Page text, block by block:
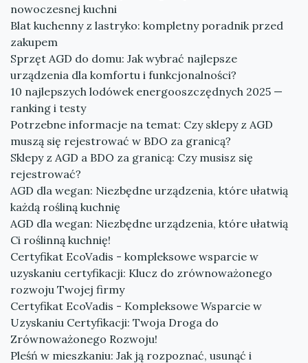
nowoczesnej kuchni
Blat kuchenny z lastryko: kompletny poradnik przed
zakupem
Sprzęt AGD do domu: Jak wybrać najlepsze
urządzenia dla komfortu i funkcjonalności?
10 najlepszych lodówek energooszczędnych 2025 —
ranking i testy
Potrzebne informacje na temat: Czy sklepy z AGD
muszą się rejestrować w BDO za granicą?
Sklepy z AGD a BDO za granicą: Czy musisz się
rejestrować?
AGD dla wegan: Niezbędne urządzenia, które ułatwią
każdą rośliną kuchnię
AGD dla wegan: Niezbędne urządzenia, które ułatwią
Ci roślinną kuchnię!
Certyfikat EcoVadis - kompleksowe wsparcie w
uzyskaniu certyfikacji: Klucz do zrównoważonego
rozwoju Twojej firmy
Certyfikat EcoVadis - Kompleksowe Wsparcie w
Uzyskaniu Certyfikacji: Twoja Droga do
Zrównoważonego Rozwoju!
Pleśń w mieszkaniu: Jak ją rozpoznać, usunąć i